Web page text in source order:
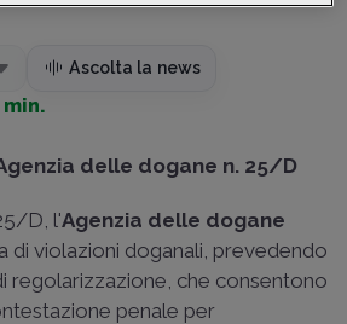
Ascolta la news
min.
delle dogane n. 25/D
D, l'Agenzia delle dogane
di violazioni doganali, prevedendo
regolarizzazione, che consentono
penale per